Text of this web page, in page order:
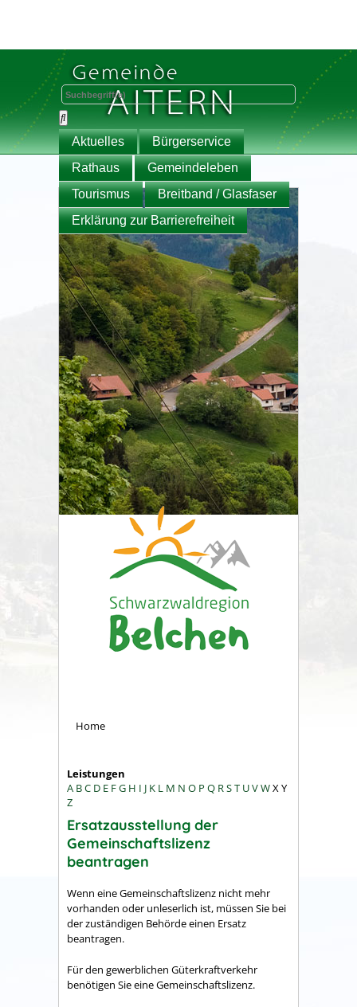
Aktuelles
Bürgerservice
Rathaus
Gemeindeleben
Tourismus
Breitband / Glasfaser
Erklärung zur Barrierefreiheit
Home
Leistungen
A BC D E FG H I J K L M N O P Q RST UVWXY
Z
Ersatzausstellung der
Gemeinschaftslizenz
beantragen
Wenn eine Gemeinschaftslizenz nicht mehr
vorhanden oder unleserlich ist, müssen Sie bei
der zuständigen Behörde einen Ersatz
beantragen.
Für den gewerblichen Güterkraftverkehr
benötigen Sie eine Gemeinschaftslizenz.